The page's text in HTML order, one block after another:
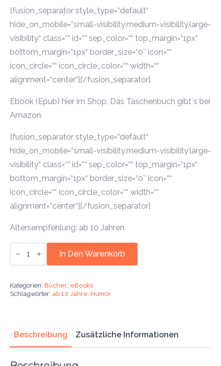
[fusion_separator style_type=“default“
hide_on_mobile=“small-visibility,medium-visibility,large-
visibility“ class=““ id=““ sep_color=““ top_margin=“1px“
bottom_margin=“1px“ border_size=“0″ icon=““
icon_circle=““ icon_circle_color=““ width=““
alignment=“center“][/fusion_separator]
Ebook (Epub) hier im Shop. Das Taschenbuch gibt´s bei
Amazon.
[fusion_separator style_type=“default“
hide_on_mobile=“small-visibility,medium-visibility,large-
visibility“ class=““ id=““ sep_color=““ top_margin=“1px“
bottom_margin=“1px“ border_size=“0″ icon=““
icon_circle=““ icon_circle_color=““ width=““
alignment=“center“][/fusion_separator]
Altersempfehlung: ab 10 Jahren
Ebook:
Sonne,
-
Lila
Menge
In Den Warenkorb
Kategorien: Bücher eBooks
Schlagwörter: ab 10 Jahre Humor
Beschreibung Zusätzliche Informationen